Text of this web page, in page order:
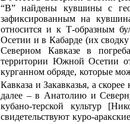
“В” найдены кувшины с
зафиксированным на
относится и к Т-образным
Осетии и в Кабарде (их
Северном Кавказе в
территории Южной Осетии
курганном обряде, которые
Кавказа и Закавказья, а
далее – в Анатолию и
кубано-терской культур
свидетельствуют куро-